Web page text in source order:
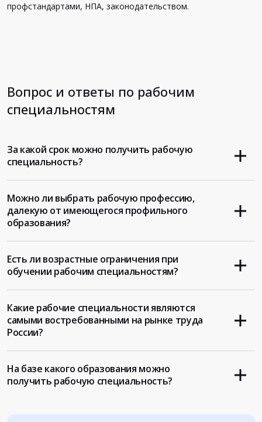
профстандартами, НПА, законодательством.
Вопрос и ответы по рабочим
специальностям
За какой срок можно получить рабочую
специальность?
Можно ли выбрать рабочую профессию,
далекую от имеющегося профильного
образования?
Есть ли возрастные ограничения при
обучении рабочим специальностям?
Какие рабочие специальности являются
самыми востребованными на рынке труда
России?
На базе какого образования можно
получить рабочую специальность?